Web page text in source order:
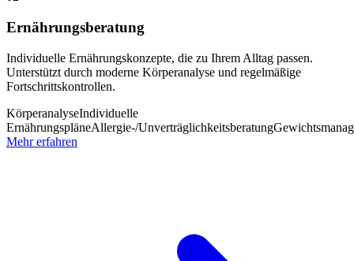
Ernährungsberatung
Individuelle Ernährungskonzepte, die zu Ihrem Alltag passen.
Unterstützt durch moderne Körperanalyse und regelmäßige
Fortschrittskontrollen.
KörperanalyseIndividuelle
ErnährungspläneAllergie-/Unverträglichkeitsberatung
Mehr erfahren